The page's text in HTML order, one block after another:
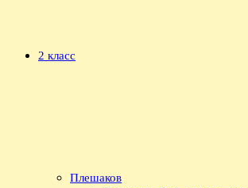
2 класс
Плешаков